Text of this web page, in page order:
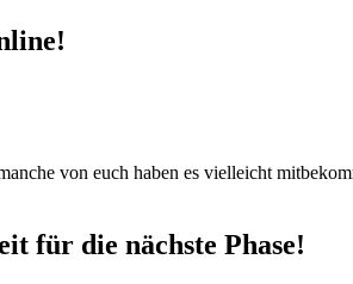
von euch haben es vielleicht
für die nächste Phase!